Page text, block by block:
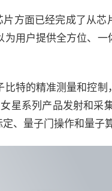
方面已经完成了从
用户提供全方位、一
特的精准测量和控
星系列产品发射和采
、量子门操作和量子算